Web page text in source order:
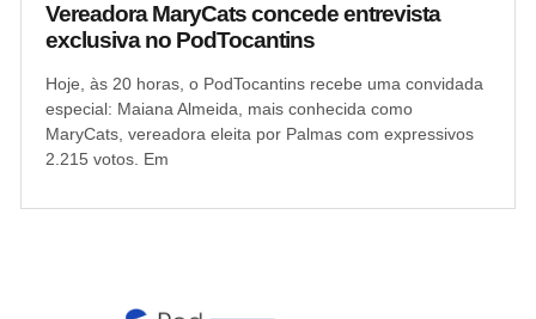
Vereadora MaryCats concede entrevista
exclusiva no PodTocantins
Hoje, às 20 horas, o PodTocantins recebe uma convidada
especial: Maiana Almeida, mais conhecida como
MaryCats, vereadora eleita por Palmas com expressivos
2.215 votos. Em